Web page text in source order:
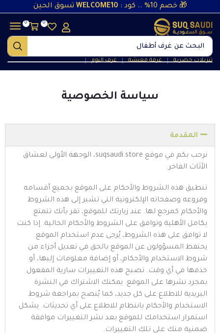
🎁 خصم 10% .. كود : WELCOME10 تسوق الحين
البحث عن غرف أطفال
تنزيلات حصرية ❘ غرفة معيشة ❘ غرف النوم ❘
0
0
سياسة الخصوصية
المقدمة
نرحب بكم في موقع suqsaudi.store، الوجهة الأولى لعشاق
الأثاث الفاخر.
تنطبق هذه الشروط والأحكام على الموقع بجميع أقسامه
وفروعه وصفحاته الإلكترونية التي تشير إلى هذه الشروط
والأحكام كمرجع لها. عند زيارتك للموقع، تقر بأنك تتمتع
بكامل الأهلية وتوافق على الشروط والأحكام الحالية. إذا كنت
لا توافق على هذه الشروط، يُرجى عدم استخدام الموقع.
يحتفظ المسؤولون عن الموقع بالحق في تعديل أجزاء من
شروط الاستخدام والأحكام، أو إضافة معلومات إليها، أو
حذفها في أي وقت. تصبح هذه التغييرات سارية المفعول
بمجرد نشرها على الموقع. يمكنك الاشتراك في النشرة
البريدية للاطلاع على كل جديد، كما يُنصح بمراجعة شروط
الاستخدام والأحكام بانتظام للاطلاع على أي تحديثات. يشكل
استمرار استخدامك للموقع بعد نشر التغييرات موافقة
ضمنية منك على تلك التغييرات.